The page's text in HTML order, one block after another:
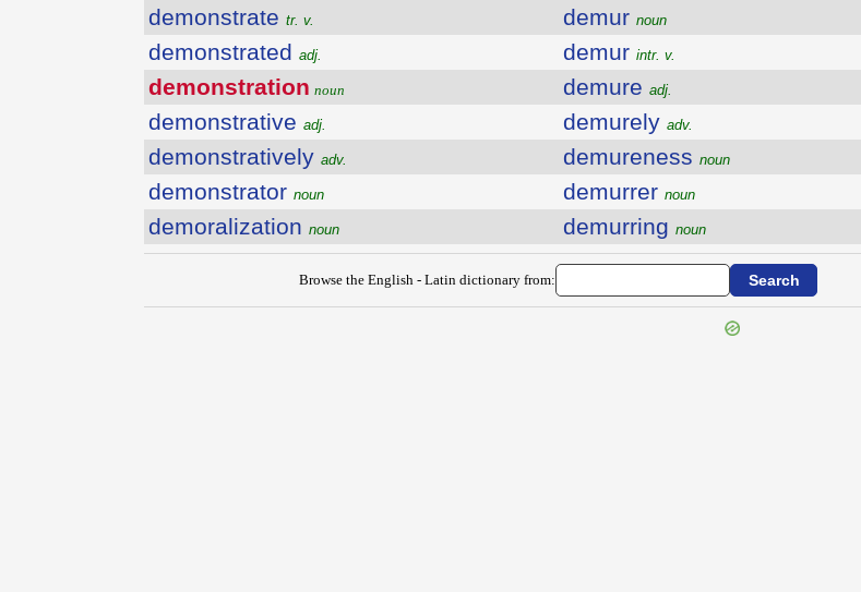
demonstrate tr. v.
demonstrated adj.
demonstration noun
demonstrative adj.
demonstratively adv.
demonstrator noun
demoralization noun
demur noun
demur intr. v.
demure adj.
demurely adv.
demureness noun
demurrer noun
demurring noun
Browse the English - Latin dictionary from: